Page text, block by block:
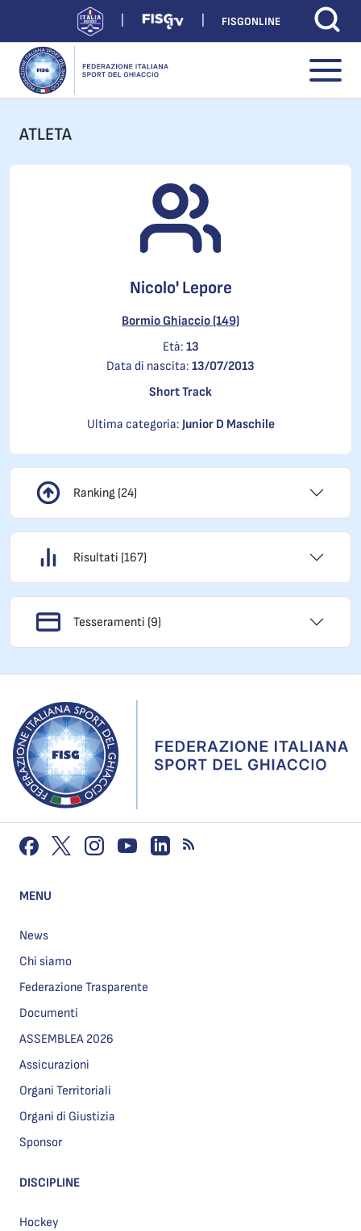
FISGONLINE
ATLETA
Nicolo' Lepore
Bormio Ghiaccio (149)
Età: 13
Data di nascita: 13/07/2013
Short Track
Ultima categoria: Junior D Maschile
Ranking (24)
Risultati (167)
Tesseramenti (9)
MENU
News
Chi siamo
Federazione Trasparente
Documenti
ASSEMBLEA 2026
Assicurazioni
Organi Territoriali
Organi di Giustizia
Sponsor
DISCIPLINE
Hockey